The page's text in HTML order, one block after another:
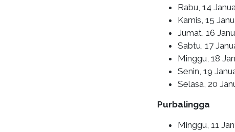
Rabu, 14
Kamis, 15
Jumat, 16
Sabtu, 17
Minggu, 18
Senin, 19
Selasa, 20
Purbalingga
Minggu, 11